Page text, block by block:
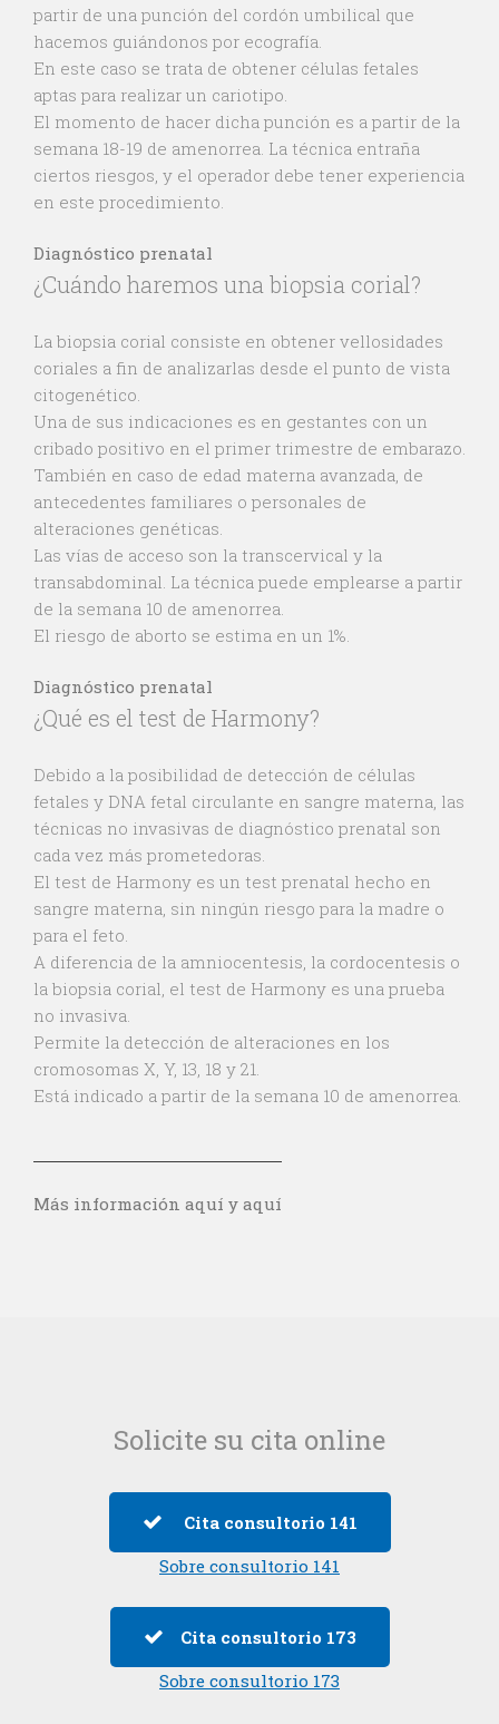
partir de una punción del cordón umbilical que
hacemos guiándonos por ecografía.
En este caso se trata de obtener células fetales
aptas para realizar un cariotipo.
El momento de hacer dicha punción es a partir de la
semana 18-19 de amenorrea. La técnica entraña
ciertos riesgos, y el operador debe tener experiencia
en este procedimiento.
Diagnóstico prenatal
¿Cuándo haremos una biopsia corial?
La biopsia corial consiste en obtener vellosidades
coriales a fin de analizarlas desde el punto de vista
citogenético.
Una de sus indicaciones es en gestantes con un
cribado positivo en el primer trimestre de embarazo.
También en caso de edad materna avanzada, de
antecedentes familiares o personales de
alteraciones genéticas.
Las vías de acceso son la transcervical y la
transabdominal. La técnica puede emplearse a partir
de la semana 10 de amenorrea.
El riesgo de aborto se estima en un 1%.
Diagnóstico prenatal
¿Qué es el test de Harmony?
Debido a la posibilidad de detección de células
fetales y DNA fetal circulante en sangre materna, las
técnicas no invasivas de diagnóstico prenatal son
cada vez más prometedoras.
El test de Harmony es un test prenatal hecho en
sangre materna, sin ningún riesgo para la madre o
para el feto.
A diferencia de la amniocentesis, la cordocentesis o
la biopsia corial, el test de Harmony es una prueba
no invasiva.
Permite la detección de alteraciones en los
cromosomas X, Y, 13, 18 y 21.
Está indicado a partir de la semana 10 de amenorrea.
Más información aquí y aquí
Solicite su cita online
Cita consultorio 141
Sobre consultorio 141
Cita consultorio 173
Sobre consultorio 173